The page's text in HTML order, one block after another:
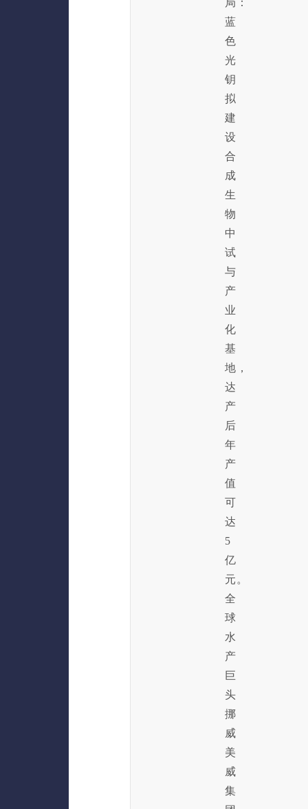
蓝
色
光
钥
拟
建
设
合
成
生
物
中
试
与
产
业
化
基
地，
达
产
后
年
产
值
可
达
5
亿
元。
全
球
水
产
巨
头
挪
威
美
威
集